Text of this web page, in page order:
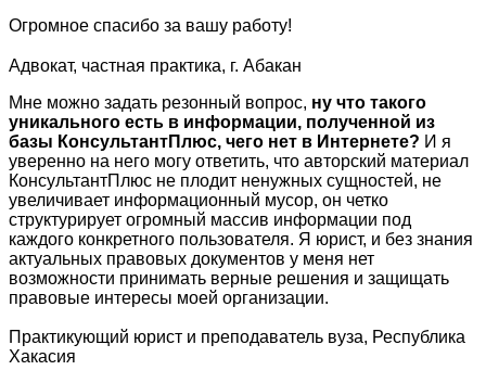
Огромное спасибо за вашу работу!
Адвокат, частная практика, г. Абакан
Мне можно задать резонный вопрос, ну что такого
уникального есть в информации, полученной из
базы КонсультантПлюс, чего нет в Интернете? И я
уверенно на него могу ответить, что авторский материал
КонсультантПлюс не плодит ненужных сущностей, не
увеличивает информационный мусор, он четко
структурирует огромный массив информации под
каждого конкретного пользователя. Я юрист, и без знания
актуальных правовых документов у меня нет
возможности принимать верные решения и защищать
правовые интересы моей организации.
Практикующий юрист и преподаватель вуза, Республика
Хакасия